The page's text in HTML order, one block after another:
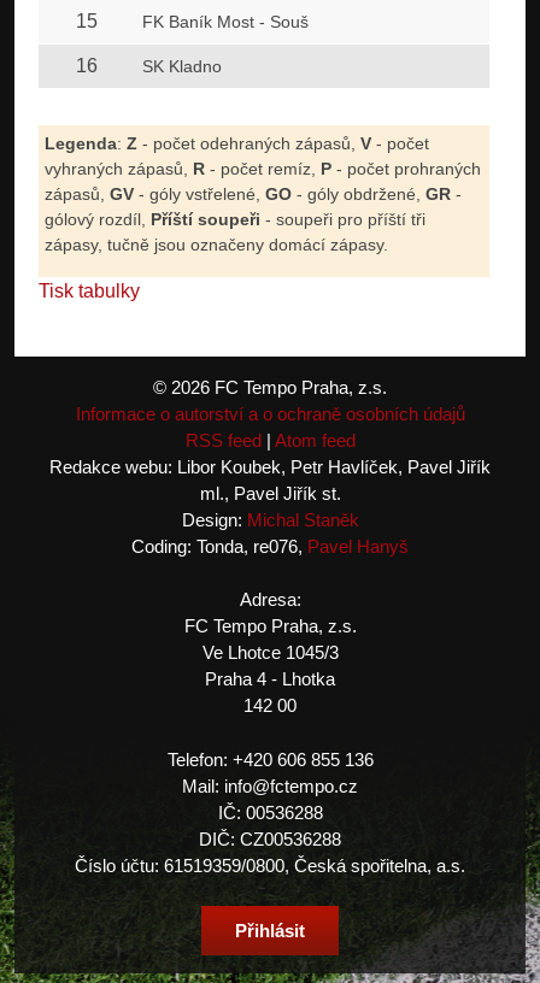
15 FK Baník Most - Souš
16 SK Kladno
Legenda: Z - počet odehraných zápasů, V - počet
vyhraných zápasů, R - počet remíz, P - počet prohraných
zápasů, GV - góly vstřelené, GO - góly obdržené, GR -
gólový rozdíl, Příští soupeři - soupeři pro příští tři
zápasy, tučně jsou označeny domácí zápasy.
Tisk tabulky
© 2026 FC Tempo Praha, z.s.
Informace o autorství a o ochraně osobních údajů
RSS feed| Atom feed
Redakce webu: Libor Koubek, Petr Havlíček, Pavel Jiřík
ml., Pavel Jiřík st.
Design: Michal Staněk
Coding: Tonda, re076, Pavel Hanyš
Adresa:
FC Tempo Praha, z.s.
Ve Lhotce 1045/3
Praha 4 - Lhotka
142 00
Telefon: +420 606 855 136
Mail: info@fctempo.cz
IČ: 00536288
DIČ: CZ00536288
Číslo účtu: 61519359/0800, Česká spořitelna, a.s.
Přihlásit